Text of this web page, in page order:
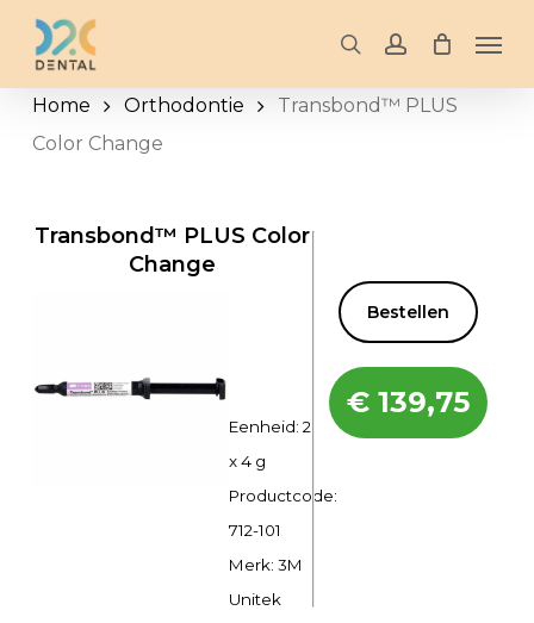
Skip
main
content
searchaccount
Home Orthodontie
Transbond™ PLUS
Color Change
Transbond™ PLUS Color
Change
Eenheid: 2
x 4 g
Productcode:
712-101
Merk: 3M
Unitek
Bestellen
€ 139,75